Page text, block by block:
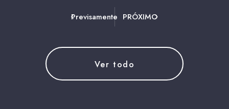
Previsamente PRÓXIMO
Ver todo